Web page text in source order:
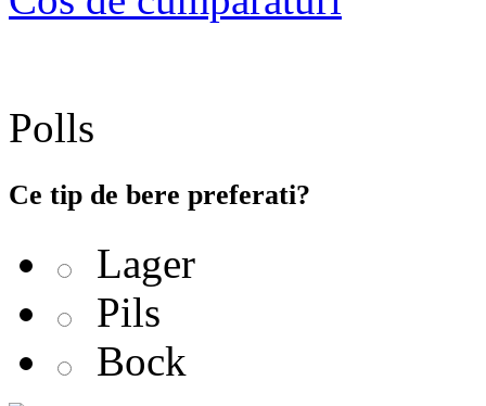
Polls
Ce tip de bere preferati?
Lager
Pils
Bock